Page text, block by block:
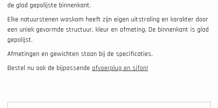
de glad gepolijste binnenkant.
Elke natuurstenen waskom heeft zijn eigen uitstraling en karakter door
een uniek gevormde structuur, kleur en afmeting. De binnenkant is glad
gepolijst.
Afmetingen en gewichten staan bij de specificaties.
Bestel nu ook de bijpassende afvoerplug en sifon!